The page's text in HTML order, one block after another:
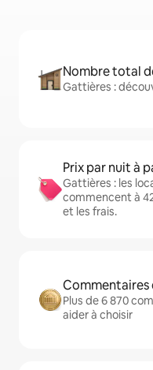
Nombre total
Gattières :
Prix par nuit à
Gattières : les
commencent à
et les frais.
Commentaires
Plus de 6 870
aider à choisir